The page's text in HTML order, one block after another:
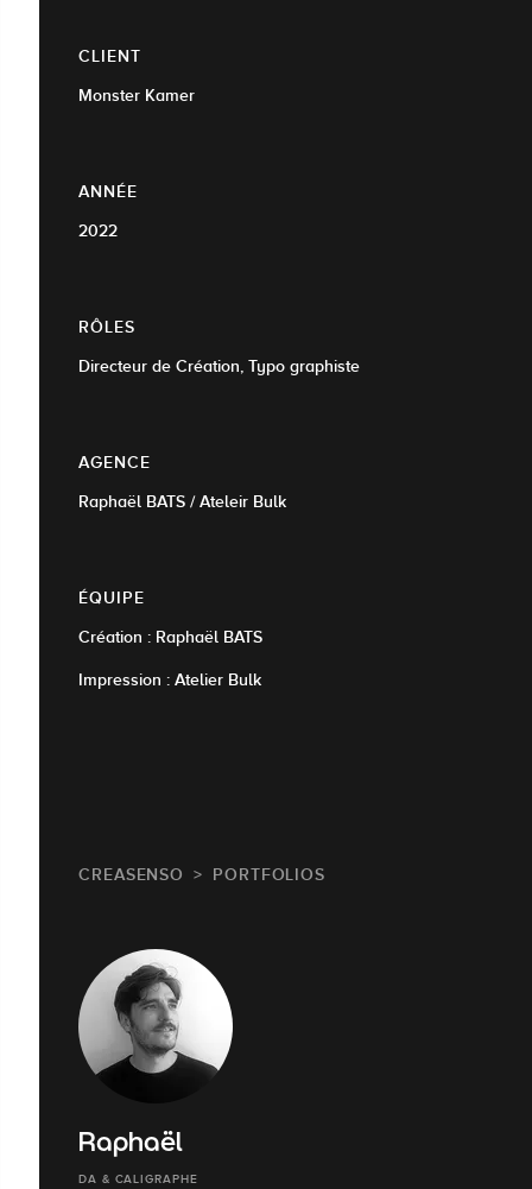
CLIENT
Monster Kamer
ANNÉE
2022
RÔLES
Directeur de Création, Typo graphiste
AGENCE
Raphaël BATS / Ateleir Bulk
ÉQUIPE
Création : Raphaël BATS
Impression : Atelier Bulk
CREASENSO PORTFOLIOS
Raphaël
DA & CALIGRAPHE